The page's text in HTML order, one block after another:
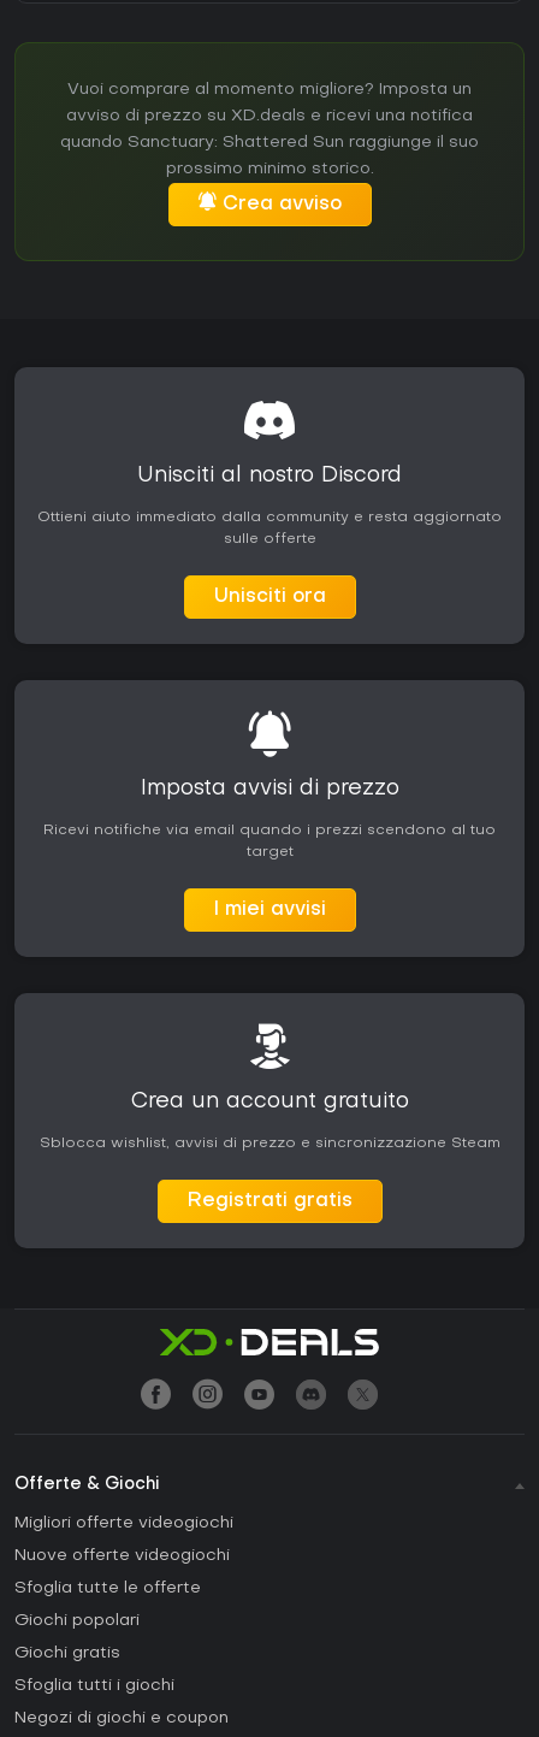
Vuoi comprare al momento migliore? Imposta un
avviso di prezzo su XD.deals e ricevi una notifica
quando Sanctuary: Shattered Sun raggiunge il suo
prossimo minimo storico.
Crea avviso
Unisciti al nostro Discord
Ottieni aiuto immediato dalla community e resta aggiornato
sulle offerte
Unisciti ora
Imposta avvisi di prezzo
Ricevi notifiche via email quando i prezzi scendono al tuo
target
I miei avvisi
Crea un account gratuito
Sblocca wishlist, avvisi di prezzo e sincronizzazione Steam
Registrati gratis
Offerte & Giochi
Migliori offerte videogiochi
Nuove offerte videogiochi
Sfoglia tutte le offerte
Giochi popolari
Giochi gratis
Sfoglia tutti i giochi
Negozi di giochi e coupon